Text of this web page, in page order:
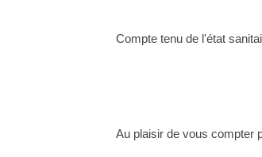
Compte tenu de l'état
Au plaisir de vous compter